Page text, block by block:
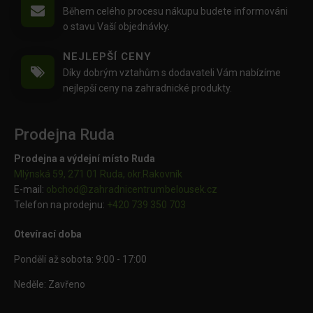
Během celého procesu nákupu budete informováni
o stavu Vaší objednávky.
NEJLEPŠÍ CENY
Díky dobrým vztahům s dodavateli Vám nabízíme
nejlepší ceny na zahradnické produkty.
Prodejna Ruda
Prodejna a výdejní místo Ruda
Mlýnská 59, 271 01 Ruda, okr.Rakovník
E-mail: obchod@zahradnicentrumbelousek.cz
Telefon na prodejnu: +420 739 350 703
Otevírací doba
Pondělí až sobota: 9:00 - 17:00
Neděle: Zavřeno